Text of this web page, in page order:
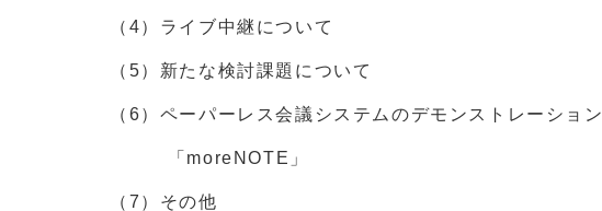
（4）ライブ中継について
（5）新たな検討課題について
（6）ペーパーレス会議システムのデモンストレーション
「moreNOTE」
（7）その他